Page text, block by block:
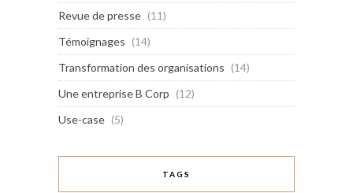
Revue de presse (11)
Témoignages (14)
Transformation des organisations (14)
Une entreprise B Corp (12)
Use-case (5)
TAGS